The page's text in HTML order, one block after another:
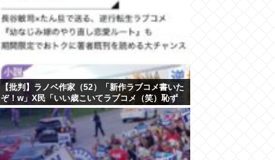
【批判】ラノベ作家（52）「新作ラブコメ書いた
ぞ！w」X民「いい歳こいてラブコメ（笑）恥ず
かしくないの？」←やめたれwと話題に